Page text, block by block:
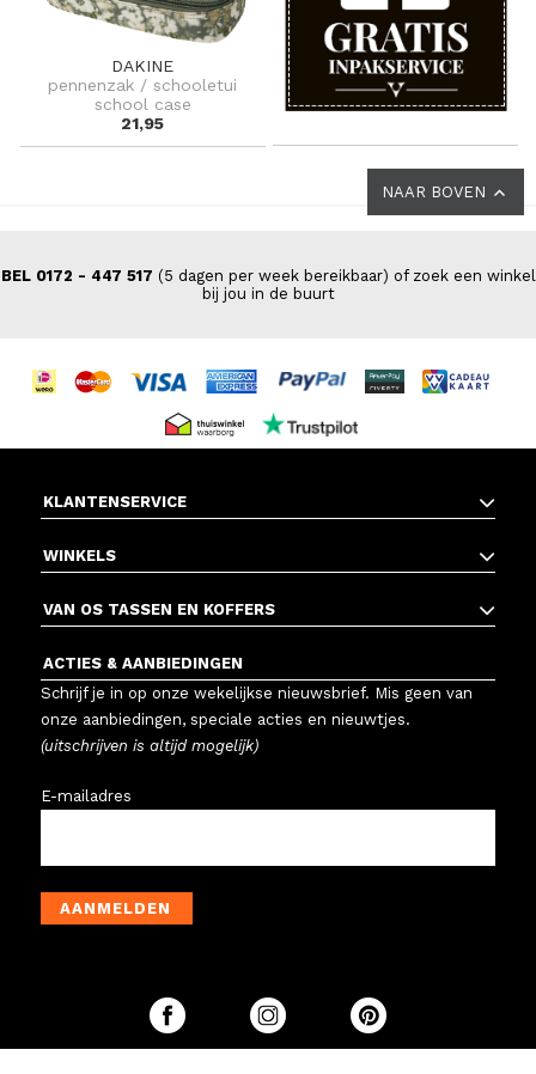
DAKINE
pennenzak / schooletui
school case
21,95
NAAR BOVEN
BEL 0172 - 447 517 (5 dagen per week bereikbaar) of zoek een winkel
bij jou in de buurt
KLANTENSERVICE
WINKELS
VAN OS TASSEN EN KOFFERS
ACTIES & AANBIEDINGEN
Schrijf je in op onze wekelijkse nieuwsbrief. Mis geen van
onze aanbiedingen, speciale acties en nieuwtjes.
(uitschrijven is altijd mogelijk)
E-mailadres
AANMELDEN